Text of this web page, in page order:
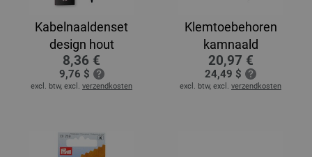
Kabelnaaldenset
design hout
8,36 €
9,76 $
excl. btw, excl. verzendkosten
Klemtoebehoren
kamnaald
20,97 €
24,49 $
excl. btw, excl. verzendkosten